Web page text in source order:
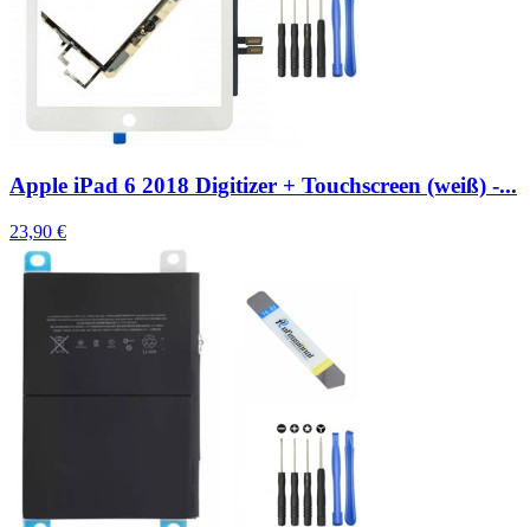
Apple iPad 6 2018 Digitizer + Touchscreen (weiß) -...
23,90 €